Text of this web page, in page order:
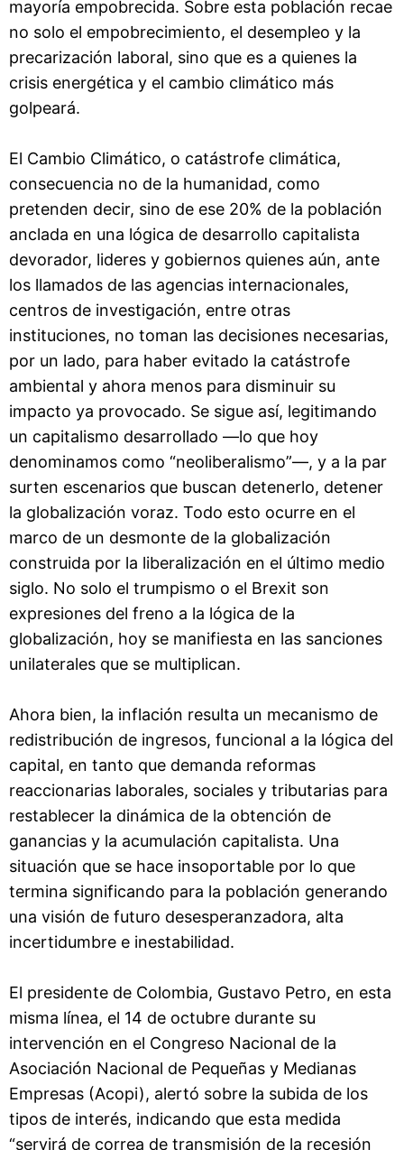
mayoría empobrecida. Sobre esta población recae
no solo el empobrecimiento, el desempleo y la
precarización laboral, sino que es a quienes la
crisis energética y el cambio climático más
golpeará.
El Cambio Climático, o catástrofe climática,
consecuencia no de la humanidad, como
pretenden decir, sino de ese 20% de la población
anclada en una lógica de desarrollo capitalista
devorador, lideres y gobiernos quienes aún, ante
los llamados de las agencias internacionales,
centros de investigación, entre otras
instituciones, no toman las decisiones necesarias,
por un lado, para haber evitado la catástrofe
ambiental y ahora menos para disminuir su
impacto ya provocado. Se sigue así, legitimando
un capitalismo desarrollado —lo que hoy
denominamos como “neoliberalismo”—, y a la par
surten escenarios que buscan detenerlo, detener
la globalización voraz. Todo esto ocurre en el
marco de un desmonte de la globalización
construida por la liberalización en el último medio
siglo. No solo el trumpismo o el Brexit son
expresiones del freno a la lógica de la
globalización, hoy se manifiesta en las sanciones
unilaterales que se multiplican.
Ahora bien, la inflación resulta un mecanismo de
redistribución de ingresos, funcional a la lógica del
capital, en tanto que demanda reformas
reaccionarias laborales, sociales y tributarias para
restablecer la dinámica de la obtención de
ganancias y la acumulación capitalista. Una
situación que se hace insoportable por lo que
termina significando para la población generando
una visión de futuro desesperanzadora, alta
incertidumbre e inestabilidad.
El presidente de Colombia, Gustavo Petro, en esta
misma línea, el 14 de octubre durante su
intervención en el Congreso Nacional de la
Asociación Nacional de Pequeñas y Medianas
Empresas (Acopi), alertó sobre la subida de los
tipos de interés, indicando que esta medida
“servirá de correa de transmisión de la recesión